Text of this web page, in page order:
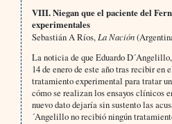
VIII. Niegan que el paciente del
experimentales
Sebastián A Ríos, La Nación
La noticia de que Eduardo
14 de enero de este año tras recibir en
tratamiento experimental para tratar
cómo se realizan los ensayos clínicos
nuevo dato dejaría sin sustento las
´Angelillo no recibió ningún